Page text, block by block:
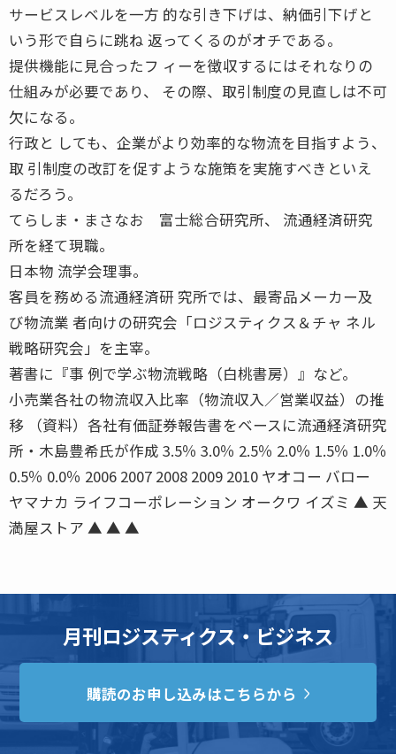
サービスレベルを一方 的な引き下げは、納価引下げと
いう形で自らに跳ね 返ってくるのがオチである。
提供機能に見合ったフ ィーを徴収するにはそれなりの
仕組みが必要であり、 その際、取引制度の見直しは不可
欠になる。
行政と しても、企業がより効率的な物流を目指すよう、
取 引制度の改訂を促すような施策を実施すべきといえ
るだろう。
てらしま・まさなお 富士総合研究所、 流通経済研究
所を経て現職。
日本物 流学会理事。
客員を務める流通経済研 究所では、最寄品メーカー及
び物流業 者向けの研究会「ロジスティクス＆チャ ネル
戦略研究会」を主宰。
著書に『事 例で学ぶ物流戦略（白桃書房）』など。
小売業各社の物流収入比率（物流収入／営業収益）の推
移 （資料）各社有価証券報告書をベースに流通経済研究
所・木島豊希氏が作成 3.5％ 3.0％ 2.5％ 2.0％ 1.5％ 1.0％
0.5％ 0.0％ 2006 2007 2008 2009 2010 ヤオコー バロー
ヤマナカ ライフコーポレーション オークワ イズミ ▲ 天
満屋ストア ▲ ▲ ▲
月刊ロジスティクス・ビジネス
購読のお申し込みはこちらから